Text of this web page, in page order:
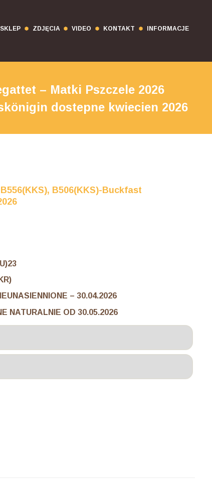
SKLEP ZDJĘCIA VIDEO KONTAKT INFORMACJE
– Matki Pszczele 2026
dostepne kwiecien 2026
B506(KKS)-Buckfast
– 30.04.2026
OD 30.05.2026